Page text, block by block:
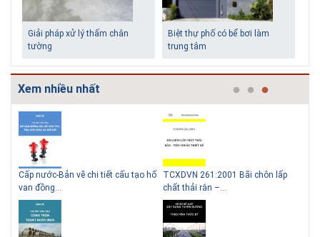
Biệt thự phố có bể bơi làm
trung tâm
Lý do nên sử dụng gạch block
Thiết kế
Xem nhiều nhất
Cấp nước-Bản vẽ chi tiết cấu tạo hố
van đồng...
TCXDVN 261:2001 Bãi chôn lấp
chất thải rắn –...